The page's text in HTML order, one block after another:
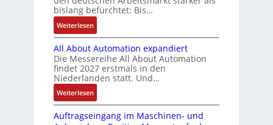
s
a
n
d
s
b
e
-
S
y
s
t
e
m
e
t
i
g
t
R
e
i
f
e
g
r
a
l
e
S
t
e
u
e
r
r
a
t
i
o
n
v
o
n
G
a
u
c
h
t
S
t
r
u
k
t
bislang befürchtet: Bis…
Weiterlesen:
B
i
s
2
0
3
6
f
All About Automation expandiert
Die Messereihe All About Automation
findet 2027 erstmals in den
Niederlanden statt. Und…
Weiterlesen:
A
l
Auftragseingang im Maschinen- und